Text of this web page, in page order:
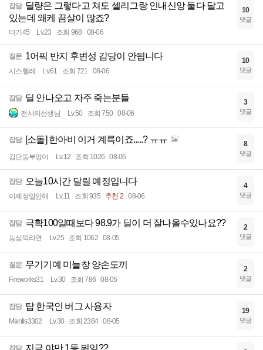
잡담 딜량은 그렇다고 쳐도 셀리그랑 인내신앙 둘다 달고
있는데 왜케 끔살이 많죠?
더기45 Lv.23 조회 968 08-06
10
댓글
질문 1어픽 반지 후변성 감당이 안됩니다
시스헬레 Lv.61 조회 721 08-06
10
댓글
잡담 딜 안나오고 자주 죽는분들
전사의선생님 Lv.50 조회 750 08-06
3
댓글
잡담 [소돌] 한아비 이거 계륵이죠.....? ㅠㅠ
검단동부엉이 Lv.12 조회 1026 08-06
8
댓글
잡담 오늘10시간 달릴 예정입니다
이제정말안해 Lv.11 조회 935 추천 2 08-06
4
댓글
잡담 극확100일때보다 98.9가 딜이 더 잘나올수있나요??
농심떡라면 Lv.25 조회 1062 08-05
2
댓글
질문 무기기예 미늘창 양손도끼
Fireworks31 Lv.30 조회 786 08-05
2
댓글
잡담 탑 한국인 버그 사용자
Mantis3302 Lv.30 조회 2384 08-05
19
댓글
잡담 지금 야만 1등 뭐임??